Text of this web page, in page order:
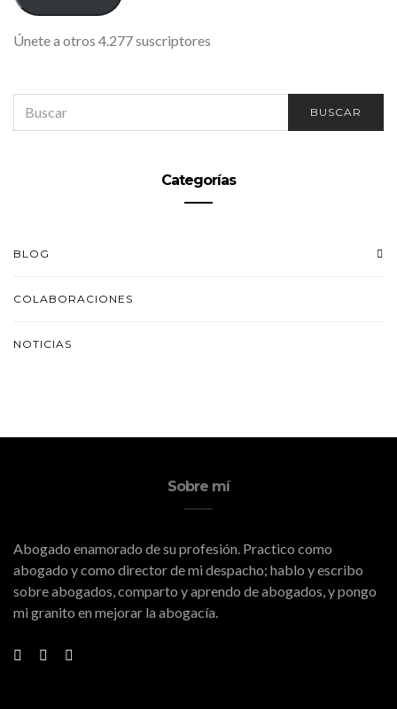
Únete a otros 4.277 suscriptores
FOR:
BUSCAR
Categorías
BLOG
COLABORACIONES
NOTICIAS
Sobre mí
Abogado enamorado de su profesión. Practico como
abogado y como director de mi despacho; hablo y escribo
sobre abogados, comparto y aprendo de abogados, y pongo
mi granito en mejorar la abogacía.